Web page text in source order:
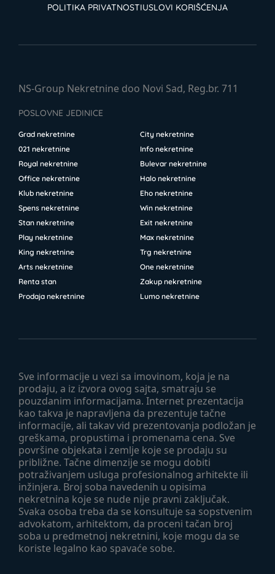
POLITIKA PRIVATNOSTIUSLOVI KORIŠĆENJA
Sve informacije u vezi sa imovinom, koja je na
prodaju, a iz izvora ovog sajta, smatraju se
pouzdanim informacijama. Internet prezentacija
kao takva je napravljena da prezentuje tačne
informacije, ali takav vid prezentovanja podložan je
greškama, propustima i promenama cena. Sve
površine objekata i zemlje koje se prodaju su
približne. Tačne dimenzije se mogu dobiti
potraživanjem usluga profesionalnog arhitekte ili
inžinjera. Broj soba navedenih u opisima
nekretnina koje se nude nije pravni zaključak.
Svaka osoba treba da se konsultuje sa sopstvenim
advokatom, arhitektom, da proceni tačan broj
soba u predmetnoj nekretnini, koje mogu da se
koriste legalno kao spavaće sobe.
NS-Group Nekretnine doo Novi Sad, Reg.br. 711
POSLOVNE JEDINICE
Grad nekretnine
City nekretnine
021 nekretnine
Info nekretnine
Royal nekretnine
Bulevar nekretnine
Office nekretnine
Halo nekretnine
Klub nekretnine
Eho nekretnine
Spens nekretnine
Win nekretnine
Stan nekretnine
Exit nekretnine
Play nekretnine
Max nekretnine
King nekretnine
Trg nekretnine
Arts nekretnine
One nekretnine
Renta stan
Zakup nekretnine
Prodaja nekretnine
Lumo nekretnine